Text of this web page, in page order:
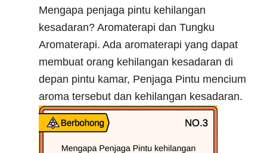
Mengapa penjaga pintu kehilangan
kesadaran? Aromaterapi dan Tungku
Aromaterapi. Ada aromaterapi yang dapat
membuat orang kehilangan kesadaran di
depan pintu kamar, Penjaga Pintu mencium
aroma tersebut dan kehilangan kesadaran.